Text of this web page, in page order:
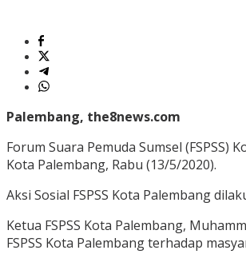
Palembang, the8news.com
Forum Suara Pemuda Sumsel
Kota Palembang, Rabu (13/5/2020).
Aksi Sosial FSPSS Kota Palembang
Ketua FSPSS Kota Palembang,
FSPSS Kota Palembang terhadap